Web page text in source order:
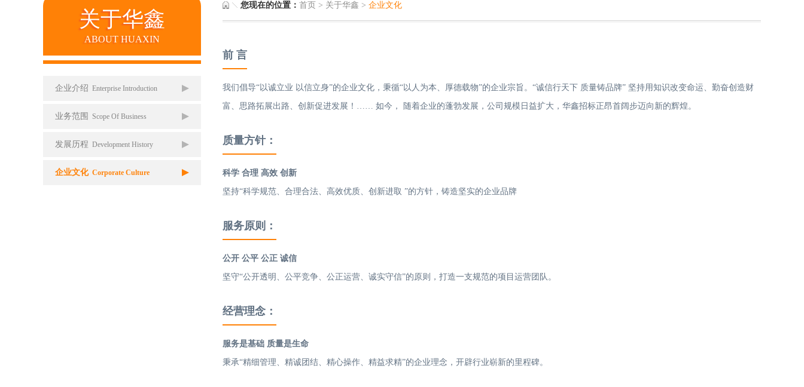
关于华鑫
ABOUT HUAXIN
企业介绍 Enterprise Introduction
业务范围 Scope Of Business
发展历程 Development History
企业文化 Corporate Culture
您现在的位置： 首页 > 关于华鑫 > 企业文化
前 言
我们倡导“以诚立业 以信立身”的企业文化，秉循“以人为本、厚德载物”的企业宗旨。“诚信行天下 质量铸品牌” 坚持用知识改变命运、勤奋创造财
富、思路拓展出路、创新促进发展！…… 如今， 随着企业的蓬勃发展，公司规模日益扩大，华鑫招标正昂首阔步迈向新的辉煌。
质量方针：
科学 合理 高效 创新
坚持“科学规范、合理合法、高效优质、创新进取 ”的方针，铸造坚实的企业品牌
服务原则：
公开 公平 公正 诚信
坚守“公开透明、公平竞争、公正运营、诚实守信”的原则，打造一支规范的项目运营团队。
经营理念：
服务是基础 质量是生命
秉承“精细管理、精诚团结、精心操作、精益求精”的企业理念，开辟行业崭新的里程碑。